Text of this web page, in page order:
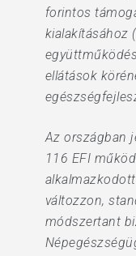
forintos
kialakításához
ellátások
Az országban
116 EFI
változzon,
módszertant